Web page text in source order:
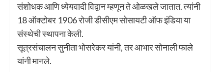
संशोधक आणि ध्येयवादी विद्वान म्हणून ते ओळखले जातात. त्यांनी
18 ऑक्टोबर 1906 रोजी डीसीएम सोसायटी ऑफ इंडिया या
संस्थेची स्थापना केली.
सूत्रसंचालन सुनीता भोसरेकर यांनी, तर आभार सोनाली फाले
यांनी मानले.